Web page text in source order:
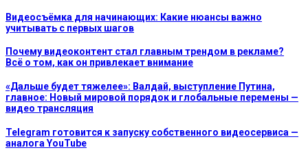
Видеосъёмка для начинающих: Какие нюансы важно
учитывать с первых шагов
Почему видеоконтент стал главным трендом в рекламе?
Всё о том, как он привлекает внимание
«Дальше будет тяжелее»: Валдай, выступление Путина,
главное: Новый мировой порядок и глобальные перемены —
видео трансляция
Telegram готовится к запуску собственного видеосервиса —
аналога YouTube